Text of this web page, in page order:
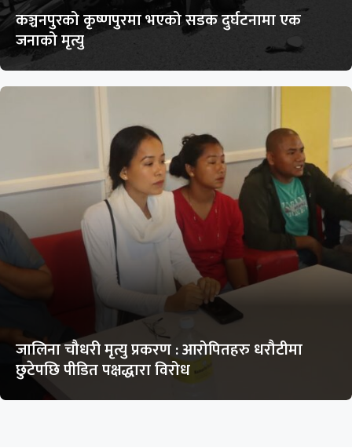
कञ्चनपुरको कृष्णपुरमा भएको सडक दुर्घटनामा एक
जनाको मृत्यु
जालिना चौधरी मृत्यु प्रकरण : आरोपितहरु धरौटीमा
छुटेपछि पीडित पक्षद्धारा विरोध